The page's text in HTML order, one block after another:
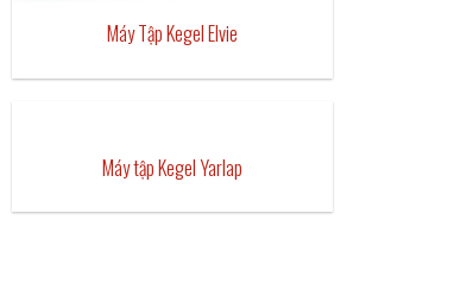
Máy Tập Kegel Elvie
Máy tập Kegel Yarlap